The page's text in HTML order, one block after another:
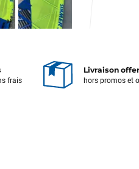
frais
Livraison
hors promos et